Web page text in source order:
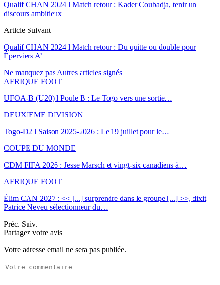
Qualif CHAN 2024 l Match retour : Kader Coubadja, tenir un
discours ambitieux
Article Suivant
Qualif CHAN 2024 l Match retour : Du quitte ou double pour
Éperviers A’
Ne manquez pas Autres articles signés
AFRIQUE FOOT
UFOA-B (U20) l Poule B : Le Togo vers une sortie…
DEUXIEME DIVISION
Togo-D2 l Saison 2025-2026 : Le 19 juillet pour le…
COUPE DU MONDE
CDM FIFA 2026 : Jesse Marsch et vingt-six canadiens à…
AFRIQUE FOOT
Élim CAN 2027 : << [...] surprendre dans le groupe [...] >>, dixit
Patrice Neveu sélectionneur du…
Préc. Suiv.
Partagez votre avis
Votre adresse email ne sera pas publiée.